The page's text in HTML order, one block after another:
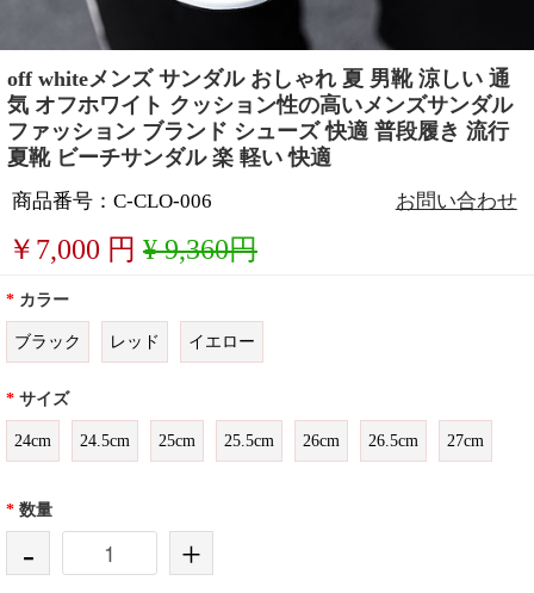
off whiteメンズ サンダル おしゃれ 夏 男靴 涼しい 通
気 オフホワイト クッション性の高いメンズサンダル
ファッション ブランド シューズ 快適 普段履き 流行
夏靴 ビーチサンダル 楽 軽い 快適​
商品番号：C-CLO-006 お問い合わせ
￥ 7,000 円 ¥ 9,360円
* カラー
ブラック レッド イエロー
* サイズ
24cm 24.5cm 25cm 25.5cm 26cm 26.5cm 27cm
* 数量
- +